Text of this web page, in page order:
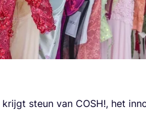
krijgt steun van COSH!, het